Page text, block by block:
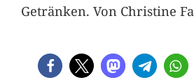
Getränken. Von Christine